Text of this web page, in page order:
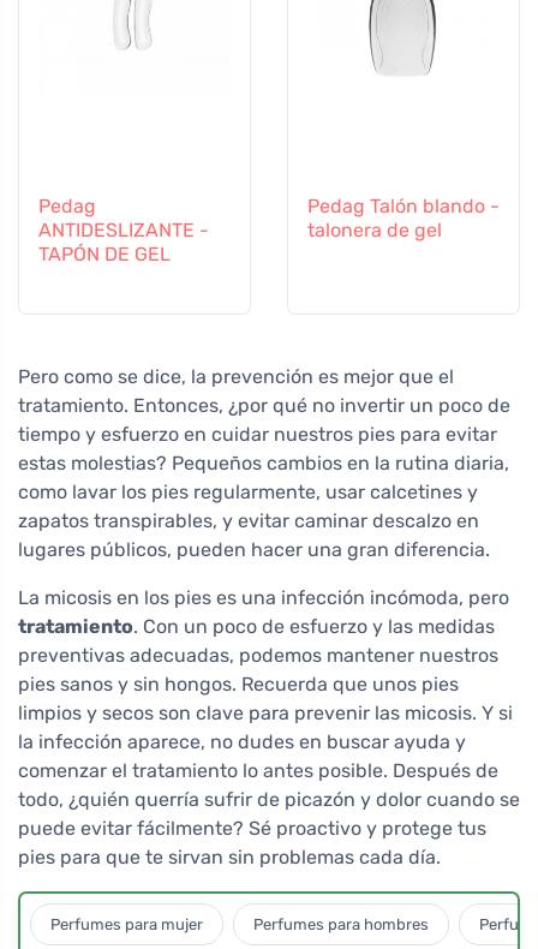
Pedag
ANTIDESLIZANTE -
TAPÓN DE GEL
Pedag Talón blando -
talonera de gel
Pero como se dice, la prevención es mejor que el
tratamiento. Entonces, ¿por qué no invertir un poco de
tiempo y esfuerzo en cuidar nuestros pies para evitar
estas molestias? Pequeños cambios en la rutina diaria,
como lavar los pies regularmente, usar calcetines y
zapatos transpirables, y evitar caminar descalzo en
lugares públicos, pueden hacer una gran diferencia.
La micosis en los pies es una infección incómoda, pero
tratamiento. Con un poco de esfuerzo y las medidas
preventivas adecuadas, podemos mantener nuestros
pies sanos y sin hongos. Recuerda que unos pies
limpios y secos son clave para prevenir las micosis. Y si
la infección aparece, no dudes en buscar ayuda y
comenzar el tratamiento lo antes posible. Después de
todo, ¿quién querría sufrir de picazón y dolor cuando se
puede evitar fácilmente? Sé proactivo y protege tus
pies para que te sirvan sin problemas cada día.
Perfumes para mujer Perfumes para hombres